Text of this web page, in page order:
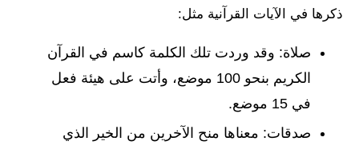
ذكرها في الآيات القرآنية مثل:
صلاة: وقد وردت تلك الكلمة كاسم في القرآن
الكريم بنحو 100 موضع، وأتت على هيئة فعل
في 15 موضع.
صدقات: معناها منح الآخرين من الخير الذي